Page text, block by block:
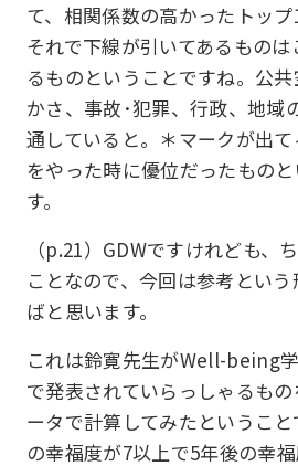
て、相関係数の高かったトップ
それで下線が引いてあるもの
るものということですね。公
かさ、事故･犯罪、行政、地域
通していると。＊マークが出
をやった時に優位だったもの
す。
（p.21）GDWですけれども、
ことなので、今回は参考とい
ばと思います。
これは鈴寛先生がWell-being
で発表されていらっしゃるも
ータで計算してみたというこ
の幸福度が7以上で5年後の幸